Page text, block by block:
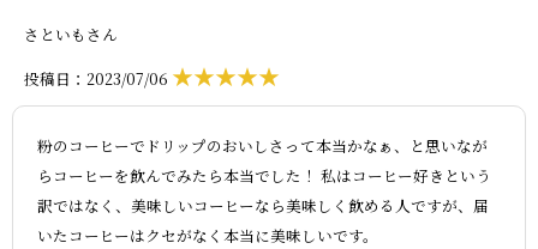
さといもさん
投稿日：2023/07/06 ★★★★★
粉のコーヒーでドリップのおいしさって本当かなぁ、と思いなが
らコーヒーを飲んでみたら本当でした！ 私はコーヒー好きという
訳ではなく、美味しいコーヒーなら美味しく飲める人ですが、届
いたコーヒーはクセがなく本当に美味しいです。